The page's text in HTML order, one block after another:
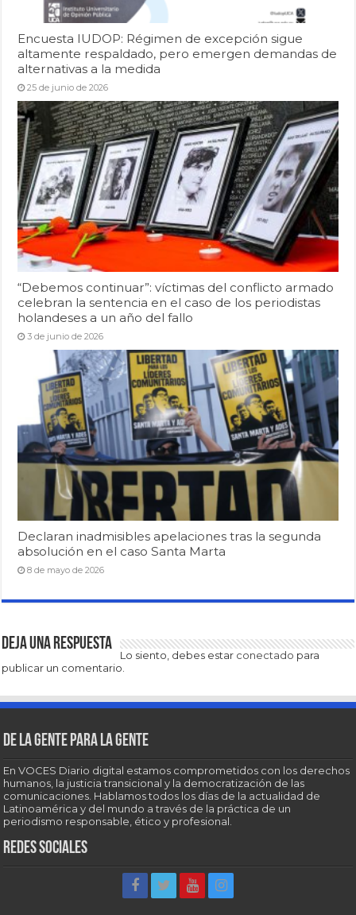
Encuesta IUDOP: Régimen de excepción sigue
altamente respaldado, pero emergen demandas de
alternativas a la medida
25 de junio de 2026
“Debemos continuar”: víctimas del conflicto armado
celebran la sentencia en el caso de los periodistas
holandeses a un año del fallo
3 de junio de 2026
Declaran inadmisibles apelaciones tras la segunda
absolución en el caso Santa Marta
8 de mayo de 2026
Deja una respuesta
Lo siento, debes estar conectado para
publicar un comentario.
De la gente para la gente
En VOCES Diario digital estamos comprometidos con los derechos
humanos, la justicia transicional y la democratización de las
comunicaciones. Hablamos todos los días de la actualidad de
Latinoamérica y del mundo a través de la práctica de un
periodismo responsable, ético y profesional.
Redes sociales